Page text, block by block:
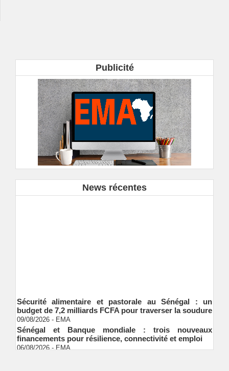
Publicité
News récentes
Sécurité alimentaire et pastorale au Sénégal : un
budget de 7,2 milliards FCFA pour traverser la soudure
09/08/2026 - EMA
Sénégal et Banque mondiale : trois nouveaux
financements pour résilience, connectivité et emploi
06/08/2026 -EMA